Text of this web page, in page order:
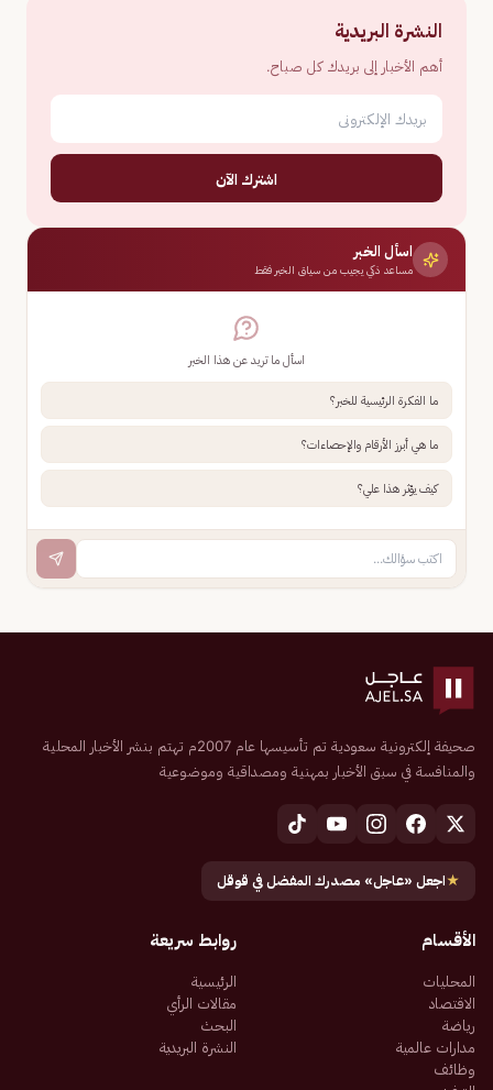
النشرة البريدية
أهم الأخبار إلى بريدك كل صباح.
اشترك الآن
اسأل الخبر
مساعد ذكي يجيب من سياق الخبر فقط
اسأل ما تريد عن هذا الخبر
ما الفكرة الرئيسية للخبر؟
ما هي أبرز الأرقام والإحصاءات؟
كيف يؤثر هذا علي؟
صحيفة إلكترونية سعودية تم تأسيسها عام 2007م تهتم بنشر الأخبار المحلية
والمنافسة في سبق الأخبار بمهنية ومصداقية وموضوعية
★اجعل «عاجل» مصدرك المفضل في قوقل
الأقسام
المحليات
الاقتصاد
رياضة
مدارات عالمية
وظائف
روابط سريعة
الرئيسية
مقالات الرأي
البحث
النشرة البريدية